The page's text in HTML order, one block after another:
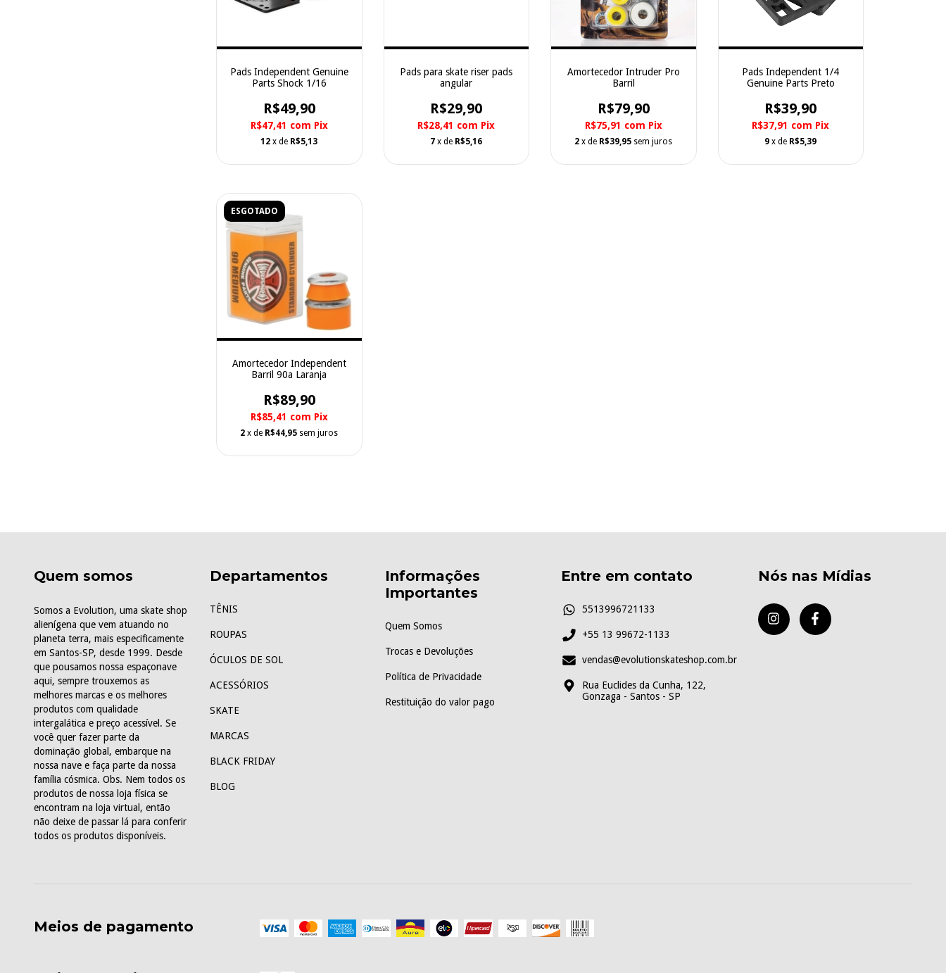
Pads Independent Genuine
Parts Shock 1/16
R$49,90
R$47,41 com Pix
12 x de R$5,13
Pads para skate riser pads
angular
R$29,90
R$28,41 com Pix
7 x de R$5,16
Amortecedor Intruder Pro
Barril
R$79,90
R$75,91 com Pix
2 x de R$39,95 sem juros
Pads Independent 1/4
Genuine Parts Preto
R$39,90
R$37,91 com Pix
9 x de R$5,39
ESGOTADO
Amortecedor Independent
Barril 90a Laranja
R$89,90
R$85,41 com Pix
2 x de R$44,95 sem juros
Quem somos
Somos a Evolution, uma skate shop
alienígena que vem atuando no
planeta terra, mais especificamente
em Santos-SP, desde 1999. Desde
que pousamos nossa espaçonave
aqui, sempre trouxemos as
melhores marcas e os melhores
produtos com qualidade
intergalática e preço acessível. Se
você quer fazer parte da
dominação global, embarque na
nossa nave e faça parte da nossa
família cósmica. Obs. Nem todos os
produtos de nossa loja física se
encontram na loja virtual, então
não deixe de passar lá para conferir
todos os produtos disponíveis.
Departamentos
TÊNIS
ROUPAS
ÓCULOS DE SOL
ACESSÓRIOS
SKATE
MARCAS
BLACK FRIDAY
BLOG
Informações
Importantes
Quem Somos
Trocas e Devoluções
Política de Privacidade
Restituição do valor pago
Entre em contato
5513996721133
+55 13 99672-1133
vendas@evolutionskateshop.com.br
Rua Euclides da Cunha, 122,
Gonzaga - Santos - SP
Nós nas Mídias
Meios de pagamento